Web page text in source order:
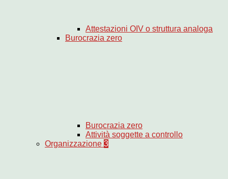
Attestazioni OIV o struttura analoga
Burocrazia zero
Burocrazia zero
Attività soggette a controllo
Organizzazione 3